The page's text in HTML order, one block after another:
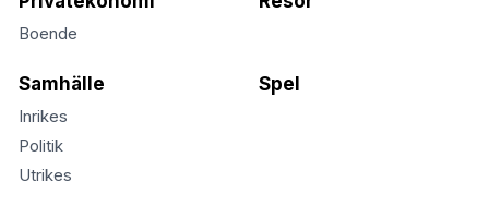
Boende
Samhälle
Inrikes
Politik
Utrikes
Spel